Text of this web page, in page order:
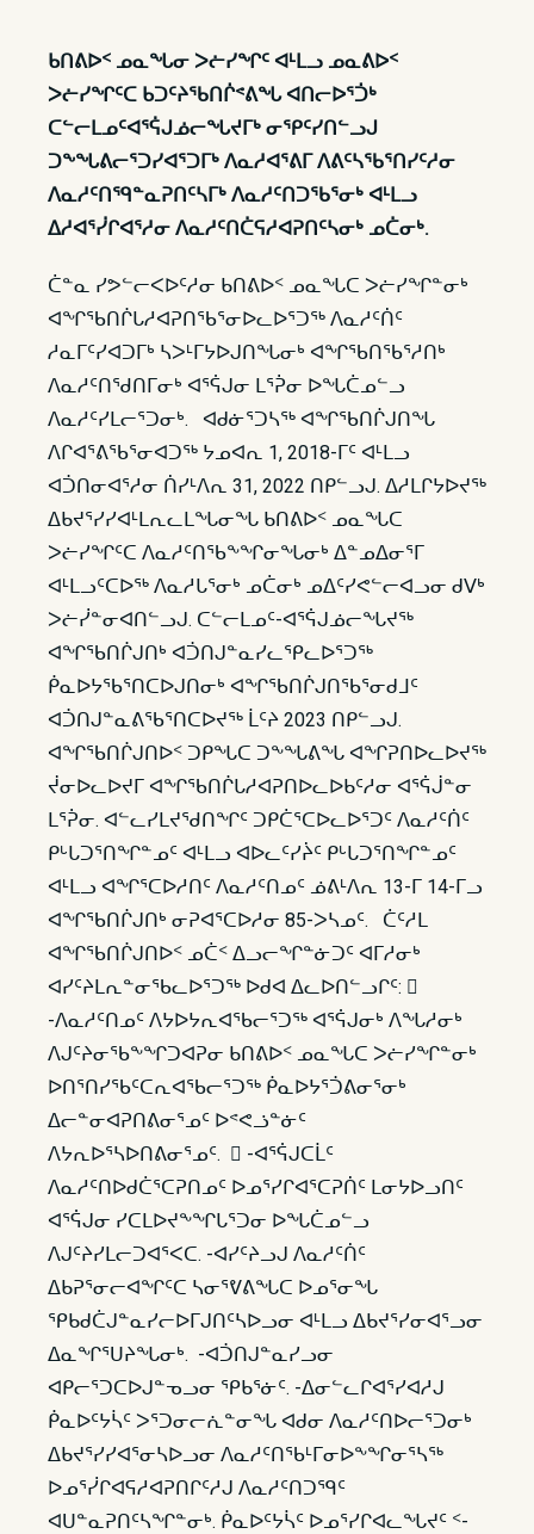
ᑲᑎᕕᐅᑉ ᓄᓇᖓᓂ ᐳᓖᓯᖏᑦ ᐊᒻᒪᓗ ᓄᓇᕕᐅᑉ
ᐳᓖᓯᖏᑦᑕ ᑲᑐᑦᔨᖃᑎᒌᕝᕕᖓ ᐊᑎᓕᐅᕐᑑᒃ
ᑕᓪᓕᒪᓄᑦᐊᕐᕌᒍᓅᓕᖓᔪᒥᒃ ᓂᕿᑦᓯᑎᓪᓗᒍ
ᑐᖕᖓᕕᓕᕐᑐᓯᐊᕐᑐᒥᒃ ᐱᓇᓱᐊᕐᕕᒥ ᐱᕕᑦᓴᖃᕐᑎᓯᑦᓱᓂ
ᐱᓇᓱᑦᑎᙯᓐᓇᕈᑎᑦᓴᒥᒃ ᐱᓇᓱᑦᑎᑐᖃᕐᓂᒃ ᐊᒻᒪᓗ
ᐃᓱᐊᕐᓰᒋᐊᕐᓱᓂ ᐱᓇᓱᑦᑎᑖᕋᓱᐊᕈᑎᑦᓴᓂᒃ ᓄᑖᓂᒃ.
ᑖᓐᓇ ᓯᕗᓪᓕᐸᐅᑦᓱᓂ ᑲᑎᕕᐅᑉ ᓄᓇᖓᑕ ᐳᓖᓯᖏᓐᓂᒃ
ᐊᖏᖃᑎᒌᒐᓱᐊᕈᑎᖃᕐᓂᐅᓚᐅᕐᑐᖅ ᐱᓇᓱᑦᑏᑦ
ᓱᓇᒥᑦᓯᐊᑐᒥᒃ ᓴᐳᒻᒥᔭᐅᒍᑎᖓᓂᒃ ᐊᖏᖃᑎᖃᕐᓱᑎᒃ
ᐱᓇᓱᑦᑎᖁᑎᒥᓂᒃ ᐊᕐᕌᒍᓂ ᒪᕐᕉᓂ ᐅᖓᑖᓄᓪᓗ
ᐱᓇᓱᑦᓯᒪᓕᕐᑐᓂᒃ. ᐊᑯᓃᕐᑐᓴᖅ ᐊᖏᖃᑎᒌᒍᑎᖓ
ᐱᒋᐊᕐᕕᖃᕐᓂᐊᑐᖅ ᔭᓄᐊᕆ 1, 2018-ᒥᑦ ᐊᒻᒪᓗ
ᐊᑑᑎᓂᐊᕐᓱᓂ ᑏᓯᒻᐱᕆ 31, 2022 ᑎᑭᓪᓗᒍ. ᐃᓱᒪᒋᔭᐅᔪᖅ
ᐃᑲᔪᕐᓯᓯᐊᒻᒪᕆᓚᒪᖓᓂᖓ ᑲᑎᕕᐅᑉ ᓄᓇᖓᑕ
ᐳᓖᓯᖏᑦᑕ ᐱᓇᓱᑦᑎᖃᖕᖏᓂᖓᓂᒃ ᐃᓐᓄᐃᓂᕐᒥ
ᐊᒻᒪᓗᑦᑕᐅᖅ ᐱᓇᓱᒐᕐᓂᒃ ᓄᑖᓂᒃ ᓄᐃᑦᓯᕙᓪᓕᐊᓗᓂ ᑯᐯᒃ
ᐳᓖᓰᓐᓂᐊᑎᓪᓗᒍ. ᑕᓪᓕᒪᓄᑦ-ᐊᕐᕌᒍᓅᓕᖓᔪᖅ
ᐊᖏᖃᑎᒌᒍᑎᒃ ᐊᑑᑎᒍᓐᓇᓯᓚᕿᓚᐅᕐᑐᖅ
ᑮᓇᐅᔭᖃᕐᑎᑕᐅᒍᑎᓂᒃ ᐊᖏᖃᑎᒌᒍᑎᖃᕐᓂᑯᒧᑦ
ᐊᑑᑎᒍᓐᓇᕕᖃᕐᑎᑕᐅᔪᖅ ᒫᑦᔨ 2023 ᑎᑭᓪᓗᒍ.
ᐊᖏᖃᑎᒌᒍᑎᐅᑉ ᑐᑭᖓᑕ ᑐᖕᖓᕕᖓ ᐊᖏᕈᑎᐅᓚᐅᔪᖅ
ᔫᓂᐅᓚᐅᔪᒥ ᐊᖏᖃᑎᒌᒐᓱᐊᕈᑎᐅᓚᐅᑲᑦᓱᓂ ᐊᕐᕌᒎᓐᓂ
ᒪᕐᕉᓂ. ᐊᓪᓚᓯᒪᔪᖁᑎᖏᑦ ᑐᑭᑖᕐᑕᐅᓚᐅᕐᑐᑦ ᐱᓇᓱᑦᑏᑦ
ᑭᒡᒐᑐᕐᑎᖏᓐᓄᑦ ᐊᒻᒪᓗ ᐊᐅᓚᑦᓯᔩᑦ ᑭᒡᒐᑐᕐᑎᖏᓐᓄᑦ
ᐊᒻᒪᓗ ᐊᖏᕐᑕᐅᓱᑎᑦ ᐱᓇᓱᑦᑎᓄᑦ ᓅᕕᒻᐱᕆ 13-ᒥ 14-ᒥᓗ
ᐊᖏᖃᑎᒌᒍᑎᒃ ᓂᕈᐊᕐᑕᐅᓱᓂ 85-ᐳᓴᓄᑦ. ᑖᑦᓱᒪ
ᐊᖏᖃᑎᒌᒍᑎᐅᑉ ᓄᑖᑉ ᐃᓗᓕᖏᓐᓃᑐᑦ ᐊᒥᓱᓂᒃ
ᐊᓯᑦᔨᒪᕆᓐᓂᖃᓚᐅᕐᑐᖅ ᐅᑯᐊ ᐃᓚᐅᑎᓪᓗᒋᑦ: 
-ᐱᓇᓱᑦᑎᓄᑦ ᐱᔭᐅᔭᕆᐊᖃᓕᕐᑐᖅ ᐊᕐᕌᒍᓂᒃ ᐱᖓᓱᓂᒃ
ᐱᒍᑦᔨᓂᖃᖕᖏᑐᐊᕈᓂ ᑲᑎᕕᐅᑉ ᓄᓇᖓᑕ ᐳᓖᓯᖏᓐᓂᒃ
ᐅᑎᕐᑎᓯᖃᑦᑕᕆᐊᖃᓕᕐᑐᖅ ᑮᓇᐅᔭᕐᑑᕕᓂᕐᓂᒃ
ᐃᓕᓐᓂᐊᕈᑎᕕᓂᕐᓄᑦ ᐅᕝᕙᓘᓐᓃᑦ
ᐱᔭᕆᐅᕐᓴᐅᑎᕕᓂᕐᓄᑦ.  -ᐊᕐᕌᒍᑕᒫᑦ
ᐱᓇᓱᑦᑎᐅᑯᑖᕐᑕᕈᑎᓄᑦ ᐅᓄᕐᓯᒋᐊᕐᑕᕈᑏᑦ ᒪᓂᔭᐅᓗᑎᑦ
ᐊᕐᕌᒍᓂ ᓯᑕᒪᐅᔪᖕᖏᒐᕐᑐᓂ ᐅᖓᑖᓄᓪᓗ
ᐱᒍᑦᔨᓯᒪᓕᑐᐊᕐᐸᑕ. -ᐊᓯᑦᔨᓗᒍ ᐱᓇᓱᑦᑏᑦ
ᐃᑲᕈᕐᓂᓕᐊᖏᑦᑕ ᓴᓂᕐᕓᕕᖓᑕ ᐅᓄᕐᓂᖓ
ᕿᑲᑯᑖᒍᓐᓇᓯᓕᐅᒥᒍᑎᑦᓴᐅᓗᓂ ᐊᒻᒪᓗ ᐃᑲᔪᕐᓯᓂᐊᕐᓗᓂ
ᐃᓇᖏᕐᑌᔨᖓᓂᒃ. -ᐊᑑᑎᒍᓐᓇᓯᓗᓂ
ᐊᑭᓕᕐᑐᑕᐅᒍᓐᓀᓗᓂ ᕿᑲᕐᓃᑦ. -ᐃᓂᓪᓚᒋᐊᕐᓯᐊᓱᒍ
ᑮᓇᐅᑦᔭᓵᑦ ᐳᕐᑐᓂᓕᕇᓐᓂᖓ ᐊᑯᓂ ᐱᓇᓱᑦᑎᐅᓕᕐᑐᓂᒃ
ᐃᑲᔪᕐᓯᓯᐊᕐᓂᓴᐅᓗᓂ ᐱᓇᓱᑦᑎᖃᒻᒥᓂᐅᖕᖏᓂᕐᓴᖅ
ᐅᓄᕐᓰᒋᐊᕋᓱᐊᕈᑎᒋᑦᓱᒍ ᐱᓇᓱᑦᑎᑐᙯᑦ
ᐊᑌᓐᓇᕈᑎᑦᓴᖏᓐᓂᒃ. ᑮᓇᐅᑦᔭᓵᑦ ᐅᓄᕐᓯᒋᐊᓚᖓᔪᑦ ᑉ-